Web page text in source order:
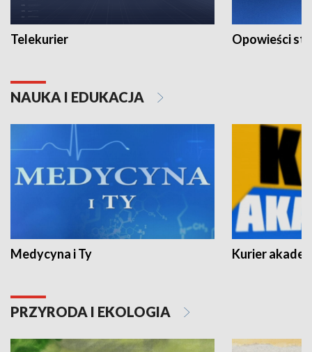
Telekurier Opowieści
NAUKA I EDUKACJA
Medycyna i Ty Kurier
PRZYRODA I EKOLOGIA